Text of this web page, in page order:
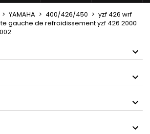
YAMAHA 400/426/450
yzf 426 wrf
gauche de refroidissement yzf 426 2000